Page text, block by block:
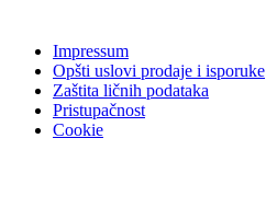
Impressum
Opšti uslovi prodaje i isporuke
Zaštita ličnih podataka
Pristupačnost
Cookie